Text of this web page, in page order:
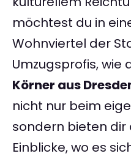
möchtest du in
Wohnviertel der
Umzugsprofis, wie
Körner aus
nicht nur beim
sondern bieten dir
Einblicke, wo es